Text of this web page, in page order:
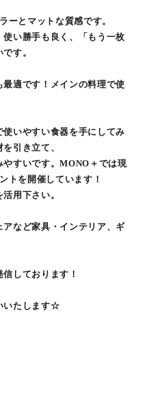
ーとマットな質感です。
い勝手も良く、「もう一枚
す。
適です！メインの料理で使
いやすい食器を手にしてみ
引き立て、
すいです。MONO＋では現
トを開催しています！
用下さい。
など家具・インテリア、ギ
しております！
いたします☆